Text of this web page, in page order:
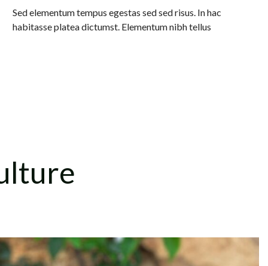
Sed elementum tempus egestas sed sed risus. In hac
habitasse platea dictumst. Elementum nibh tellus